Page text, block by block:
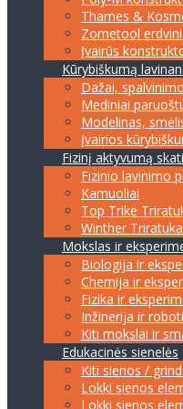
Thames &
Zometool
Įvairūs
Kūrybiškumą
Dažai,
Mediniai
Modelinas,
Įvairios
Fizinį aktyvumą
Fizinio lavinimo
Kamuoliai
Top Trike
Winther
Mokslas ir
Biologija ir
Chemija ir
Fizika ir
Inžinerija ir
Kiti mokslai ir
Edukacinės sienelės
Kiti sienos /
Lokki sienos
Lokki sienos